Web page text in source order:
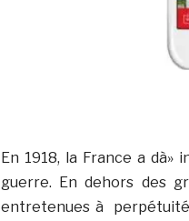
En 1918, la France a
guerre. En dehors des
entretenues à